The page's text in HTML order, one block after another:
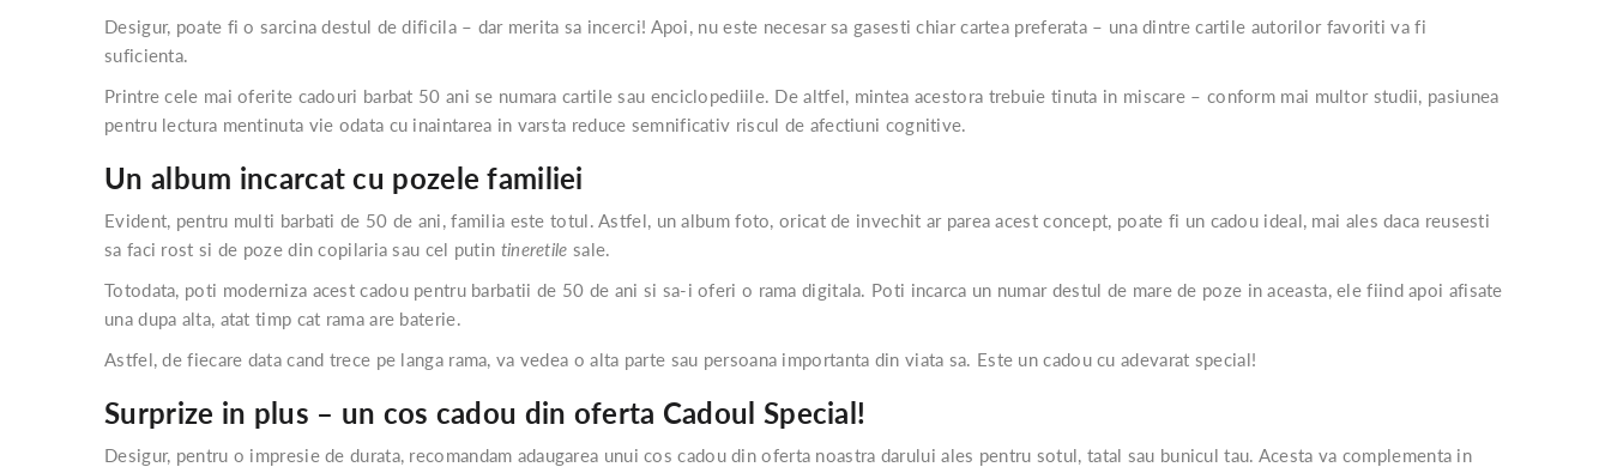
Desigur, poate fi o sarcina destul de dificila – dar merita sa incerci! Apoi, nu este necesar sa gasesti chiar cartea preferata – una dintre cartile autorilor favoriti va fi
suficienta.
Printre cele mai oferite cadouri barbat 50 ani se numara cartile sau enciclopediile. De altfel, mintea acestora trebuie tinuta in miscare – conform mai multor studii, pasiunea
pentru lectura mentinuta vie odata cu inaintarea in varsta reduce semnificativ riscul de afectiuni cognitive.
Un album incarcat cu pozele familiei
Evident, pentru multi barbati de 50 de ani, familia este totul. Astfel, un album foto, oricat de invechit ar parea acest concept, poate fi un cadou ideal, mai ales daca reusesti
sa faci rost si de poze din copilaria sau cel putin tineretile sale.
Totodata, poti moderniza acest cadou pentru barbatii de 50 de ani si sa-i oferi o rama digitala. Poti incarca un numar destul de mare de poze in aceasta, ele fiind apoi afisate
una dupa alta, atat timp cat rama are baterie.
Astfel, de fiecare data cand trece pe langa rama, va vedea o alta parte sau persoana importanta din viata sa. Este un cadou cu adevarat special!
Surprize in plus – un cos cadou din oferta Cadoul Special!
Desigur, pentru o impresie de durata, recomandam adaugarea unui cos cadou din oferta noastra darului ales pentru sotul, tatal sau bunicul tau. Acesta va complementa in